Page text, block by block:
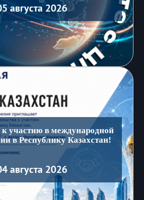
августа 2026
участию в международной
в Республику Казахстан!
августа 2026